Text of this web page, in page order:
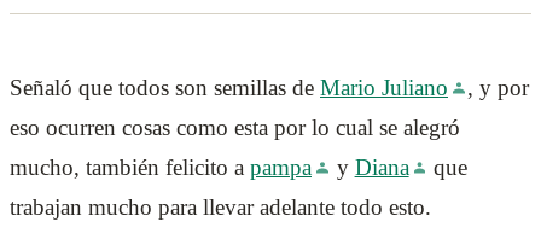
Señaló que todos son semillas de Mario Juliano
, y por
eso ocurren cosas como esta por lo cual se alegró
mucho, también felicito a pampa y Diana
que
trabajan mucho para llevar adelante todo esto.